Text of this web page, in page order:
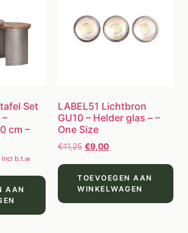
Set
cm –
Incl b.t.w
AAN
LABEL51 Lichtbron
GU10 – Helder glas – –
One Size
€11,25 €9,00
TOEVOEGEN AAN
WINKELWAGEN